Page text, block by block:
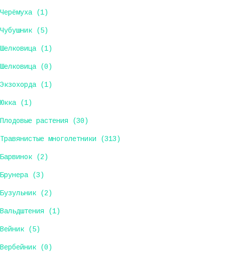
Черёмуха (1)
Чубушник (5)
Шелковица (1)
Шелковица (0)
Экзохорда (1)
Юкка (1)
Плодовые растения (30)
Травянистые многолетники (313)
Барвинок (2)
Брунера (3)
Бузульник (2)
Вальдштения (1)
Вейник (5)
Вербейник (0)